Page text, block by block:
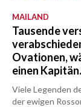
MAILAND
Tausende
Ovationen,
einen
Viele Legenden
der ewigen